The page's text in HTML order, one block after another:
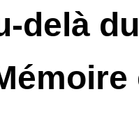
delà